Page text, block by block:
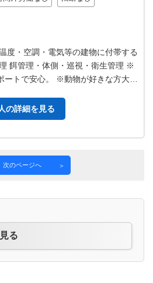
度・空調・電気等の建物に付帯する
餌管理・体側・巡視・衛生管理 ※
ートで安心。 ※動物が好きな方大歓
の詳細を見る
次のページへ
る